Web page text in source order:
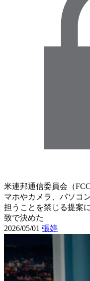
米連邦通信委員会（
マホやカメラ、パソコ
担うことを禁じる提案
致で決めた
2026/05/01 張婷